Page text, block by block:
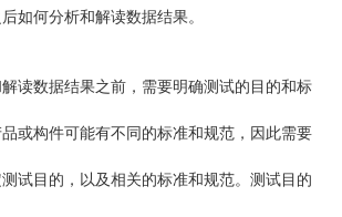
如何分析和解读数据结果。
读数据结果之前，需要明确测试的目的和标
或构件可能有不同的标准和规范，因此需要
试目的，以及相关的标准和规范。测试目的